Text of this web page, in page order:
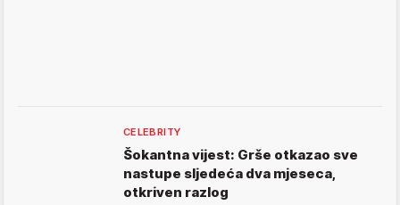
CELEBRITY
Šokantna vijest: Grše otkazao sve
nastupe sljedeća dva mjeseca,
otkriven razlog